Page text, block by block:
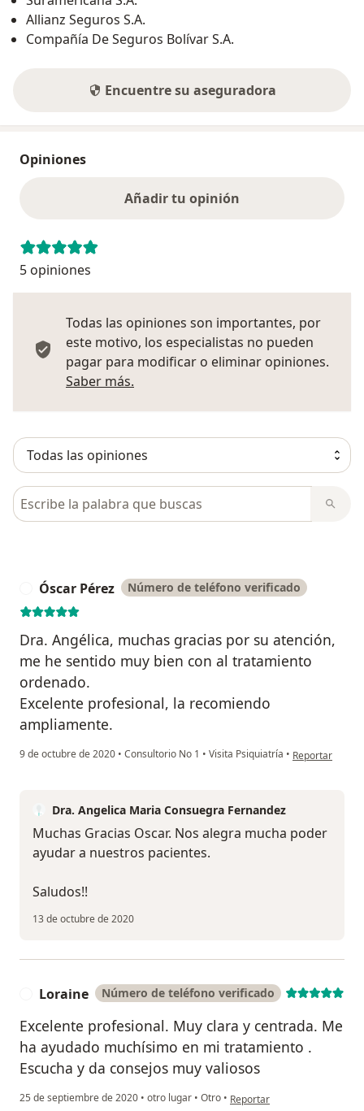
Allianz Seguros S.A.
Compañía De Seguros Bolívar S.A.
Encuentre su aseguradora
Opiniones
Añadir tu opinión
5 opiniones
Todas las opiniones son importantes, por
este motivo, los especialistas no pueden
pagar para modificar o eliminar opiniones.
Saber más.
Busca en opiniones
Óscar Pérez Número de teléfono verificado
Dra. Angélica, muchas gracias por su atención,
me he sentido muy bien con al tratamiento
ordenado.
Excelente profesional, la recomiendo
ampliamente.
9 de octubre de 2020 • Consultorio No 1 • Visita Psiquiatría • en opinión del
Reportar
Dra. Angelica Maria Consuegra Fernandez
Muchas Gracias Oscar. Nos alegra mucha poder
ayudar a nuestros pacientes.
Saludos!!
13 de octubre de 2020
Loraine Número de teléfono verificado
Excelente profesional. Muy clara y centrada. Me
ha ayudado muchísimo en mi tratamiento .
Escucha y da consejos muy valiosos
25 de septiembre de 2020 • otro lugar • Otro • en opinión del usuario
Reportar